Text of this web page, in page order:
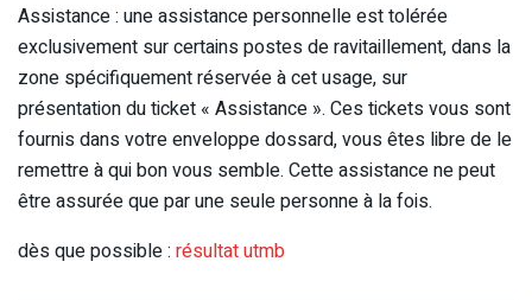
Assistance : une assistance personnelle est tolérée
exclusivement sur certains postes de ravitaillement, dans la
zone spécifiquement réservée à cet usage, sur
présentation du ticket « Assistance ». Ces tickets vous sont
fournis dans votre enveloppe dossard, vous êtes libre de le
remettre à qui bon vous semble. Cette assistance ne peut
être assurée que par une seule personne à la fois.
dès que possible : résultat utmb